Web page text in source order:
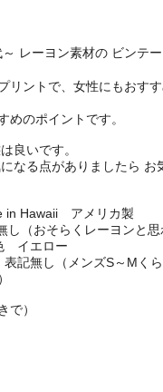
レーヨン素材の ビンテ
リントで、女性にもおす
めのポイントです。
良いです。
なる点がありましたら お
Hawaii アメリカ製
（おそらくレーヨンと
イエロー
記無し（メンズS～Mく
で）